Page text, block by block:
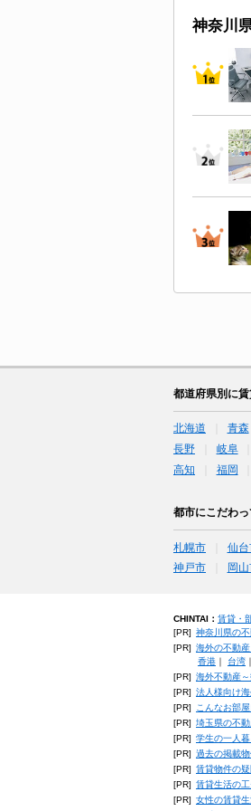
神奈川
都道府県別に
北海道 青森
長野
岐阜
高知
福岡
都市にこだわ
札幌市 仙台
神戸市
岡
CHINTAI： 賃貸・
[PR] 神奈川県の
[PR] 海外の不動
香港｜ 台湾
[PR] 海外不動産
[PR] 法人様向け
[PR]
こんなお部
[PR] 埼玉県の不
[PR] 学生の一人
[PR] 過去の掲載
[PR] 賃貸物件の
[PR] 賃貸生活の
[PR] 女性の賃貸